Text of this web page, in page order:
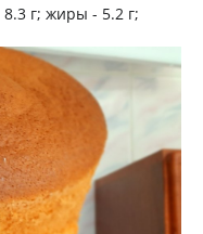
8.3 г; жиры - 5.2 г;